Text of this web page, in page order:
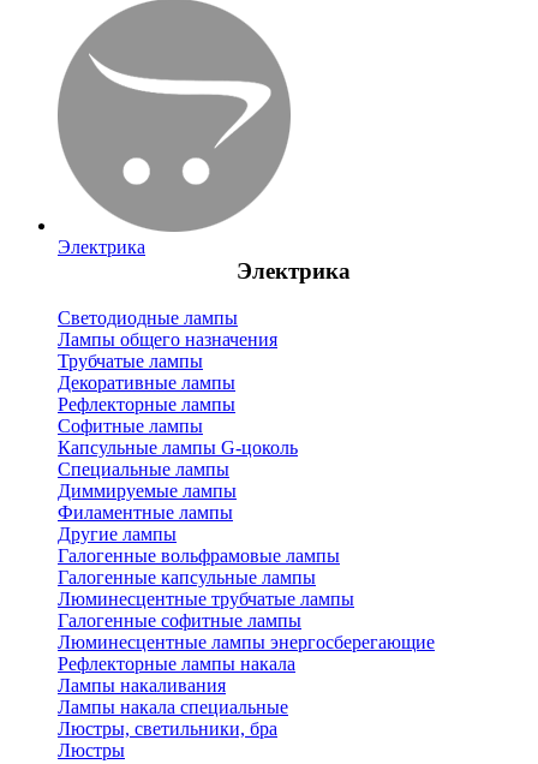
Электрика
Электрика
Светодиодные лампы
Лампы общего назначения
Трубчатые лампы
Декоративные лампы
Рефлекторные лампы
Софитные лампы
Капсульные лампы G-цоколь
Специальные лампы
Диммируемые лампы
Филаментные лампы
Другие лампы
Галогенные вольфрамовые лампы
Галогенные капсульные лампы
Люминесцентные трубчатые лампы
Галогенные софитные лампы
Люминесцентные лампы энергосберегающие
Рефлекторные лампы накала
Лампы накаливания
Лампы накала специальные
Люстры, светильники, бра
Люстры